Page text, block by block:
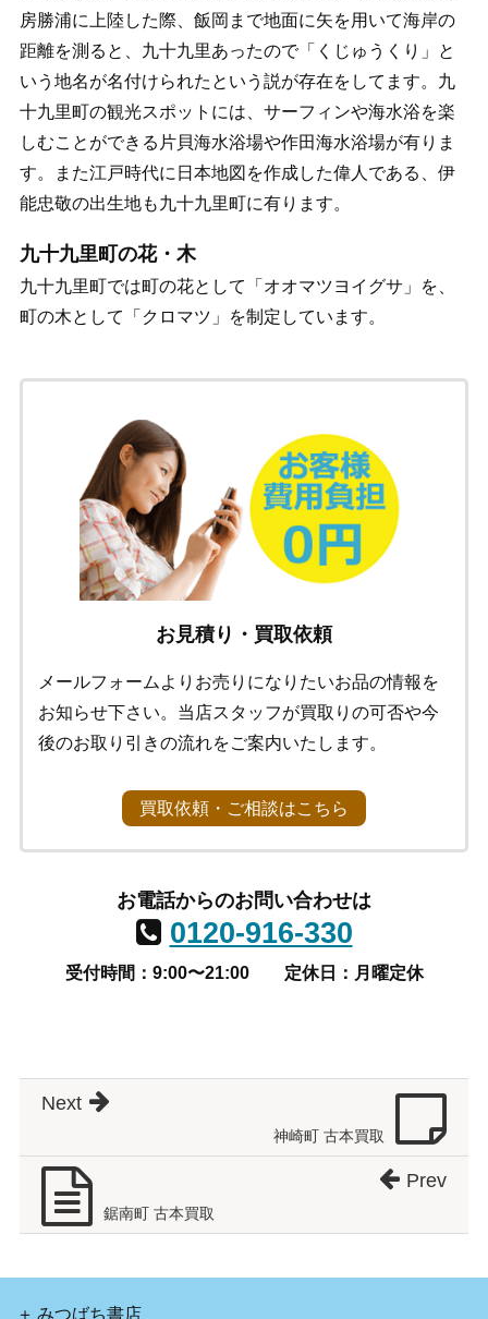
房勝浦に上陸した際、飯岡まで地面に矢を用いて海岸の
距離を測ると、九十九里あったので「くじゅうくり」と
いう地名が名付けられたという説が存在をしてます。九
十九里町の観光スポットには、サーフィンや海水浴を楽
しむことができる片貝海水浴場や作田海水浴場が有りま
す。また江戸時代に日本地図を作成した偉人である、伊
能忠敬の出生地も九十九里町に有ります。
九十九里町の花・木
九十九里町では町の花として「オオマツヨイグサ」を、
町の木として「クロマツ」を制定しています。
お見積り・買取依頼
メールフォームよりお売りになりたいお品の情報を
お知らせ下さい。当店スタッフが買取りの可否や今
後のお取り引きの流れをご案内いたします。
買取依頼・ご相談はこちら
お電話からのお問い合わせは
0120-916-330
受付時間：9:00〜21:00 定休日：月曜定休
神崎町 古本買取
Next
鋸南町 古本買取
Prev
みつばち書店